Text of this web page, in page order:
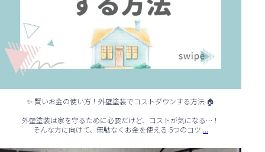
✨ 賢いお金の使い方！外壁塗装でコストダウンする方法 🏠
外壁塗装は家を守るために必要だけど、コストが気になる…！
そんな方に向けて、無駄なくお金を使える 5つのコツ ...